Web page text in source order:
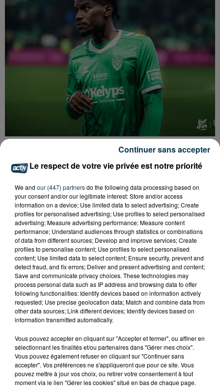
ASSE : UN COMMUNIQUÉ COMMUN POUR
DEMANDER LE DÉPART DE PIERRE EKWAH
CYANOBACTÉRIES : LE PRÉFÊT PREND UN
ARRÊTÉ POUR LES ACTIVITÉS DE...
Le respect de votre vie privée est notre priorité
We and our (447) partnersdo the following data processing based on
your consent and/or our legitimate interest: Store and/or access
information on a device; Use limited data to select advertising; Create
profiles for personalised advertising; Use profiles to select personalised
advertising; Measure advertising performance; Measure content
performance; Understand audiences through statistics or combinations
of data from different sources; Develop and improve services; Create
profiles to personalise content; Use profiles to select personalised
content; Use limited data to select content; Ensure security, prevent and
detect fraud, and fix errors; Deliver and present advertising and content;
Save and communicate privacy choices. These technologies may
process personal data such as IP address and browsing data to offer
following functionalities: Identify devices based on information actively
requested; Use precise geolocation data; Match and combine data from
other data sources; Link different devices; Identify devices based on
information transmitted automatically.
Vous pouvez accepter en cliquant sur "Accepter et fermer", ou affiner en
sélectionnant les finalités et/ou partenaires dans "Gérer mes choix".
Vous pouvez également refuser en cliquant sur "Continuer sans
accepter". Vos préférences ne s'appliqueront que pour ce site. Vous
pouvez mettre à jour vos choix, ou retirer votre consentement à tout
moment via le lien "Gérer les cookies" situé en bas de chaque page.
Continuer sans accepter